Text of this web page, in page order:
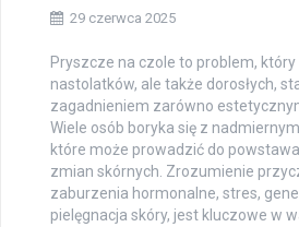
29 czerwca 2025
Pryszcze na czole to problem,
nastolatków, ale także dorosłych,
zagadnieniem zarówno
Wiele osób boryka się z
które może prowadzić do
zmian skórnych. Zrozumienie
zaburzenia hormonalne, stres,
pielęgnacja skóry, jest kluczowe w